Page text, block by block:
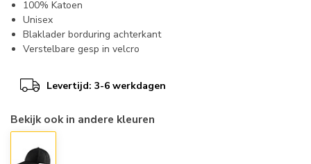
100% Katoen
Unisex
Blaklader borduring achterkant
Verstelbare gesp in velcro
Levertijd: 3-6 werkdagen
Bekijk ook in andere kleuren